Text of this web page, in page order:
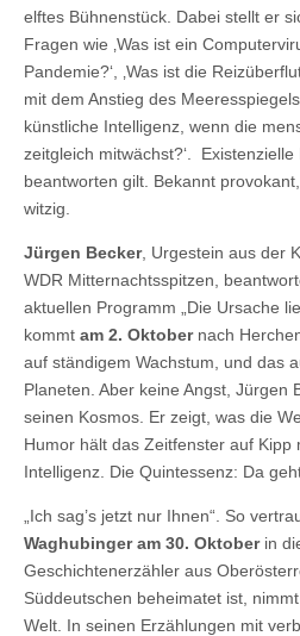
elftes Bühnenstück. Dabei stellt er
Fragen wie ‚Was ist ein
Pandemie?‘, ‚Was ist die
mit dem Anstieg des
künstliche Intelligenz, wenn die
zeitgleich mitwächst?‘.
beantworten gilt. Bekannt
witzig.
Jürgen Becker, Urgestein aus der
WDR Mitternachtsspitzen,
aktuellen Programm „Die Ursache
kommt am 2. Oktobernach
auf ständigem Wachstum, und das
Planeten. Aber keine Angst, Jürgen
seinen Kosmos. Er zeigt, was die
Humor hält das Zeitfenster auf Kipp
Intelligenz. Die Quintessenz: Da
„Ich sag’s jetzt nur Ihnen“. So
Waghubinger am 30. Oktoberin
Geschichtenerzähler aus
Süddeutschen beheimatet ist,
Welt. In seinen Erzählungen mit